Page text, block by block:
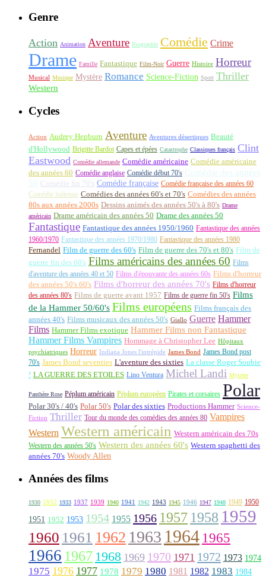
Genre
Action Animation Aventure Biographie Comédie Crime
Drame Famille Fantastique Film-Noir Guerre Histoire Horreur
Musical Musique Mystère Romance Science-Fiction Sport Thriller
Western
Cycles
Action Audrey Hepburn Aventure Aventures désertiques Beauté
d'Hollywood Brigitte Bardot Capes et épées Catastrophe Classiques français Clint
Eastwood Comédie allemande Comédie américaine Comédie américaine
des années 60 Comédie anglaise Comédie début 70's Comédie des années
50 Comédie fin 70's Comédie française Comédie française des années 60
Comédie italienne Comédies des années 60's et 70's Comédies des années
80s aux années 2000s Dessins animés des années 50's à 80's Drame
américain Drame américain des années 50 Drame des années 50
Fantastique Fantastique des années 1950/1960 Fantastique des années
1960/1970 Fantastique des années 1970/1980 Fantastique des années 1980
Fernandel Film de guerre des 60's Film de guerre des 70's et 80's Film de
guerre fin des 60's Films américains des années 60 Films
d'aventure des années 40 et 50 Films d'épouvante des années 60s Films d'horreur
des années 50's 60's Films d'horreur des années 70's Films d'horreur
des années 80's Films de guerre avant 1957 Films de guerre fin 50's Films
de la Hammer 50/60's Films européens Films français des
années 40's Films musicaux des années 50's Giallo Guerre Hammer
Films Hammer Films exotique Hammer Films non Fantastique
Hammer Films Vampires Hommage à Christopher Lee Hôpitaux
psychiatriques Horreur Indiana Jones l'intrépide James Bond James Bond post
70's James Bond seventies L'aventure des sixties La classe Roger Soubie
! LA GUERRE DES ETOILES Lino Ventura Michel Landi Mystère
Panthère Rose Péplum américain Péplum européen Pirates et corsaires Polar
Polar 30's / 40's Polar 50's Polar des sixties Productions Hammer Science-
Fiction Thriller Tour du monde des comédies des années 80 Vampires
Western Western américain Western américain des 70s
Western des années 50's Western des années 60's Western spaghetti des
années 70's Woody Allen
Années des films
1930 1932 1933 1937 1939 1940 1941 1942 1943 1945 1946 1947 1948 1949 1950
1951 1952 1953 1954 1955 1956 1957 1958 1959
1960 1961 1962 1963 1964 1965
1966 1967 1968 1969 1970 1971 1972 1973 1974
1975 1976 1977 1978 1979 1980 1981 1982 1983 1984